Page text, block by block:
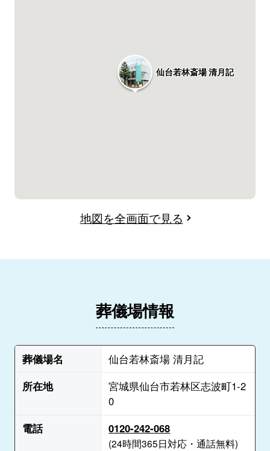
仙台若林斎場 清月記
地図を全画面で見る
葬儀場情報
葬儀場名
仙台若林斎場 清月記
所在地
宮城県仙台市若林区志波町1-2
0
電話
0120-242-068
(24時間365日対応・通話無料)